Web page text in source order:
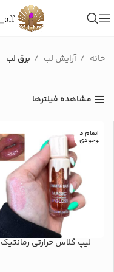
خانه آرایش لب برق لب
مشاهده فیلترها
اتمام م
وجودی
لیپ گلاس حرارتی رمانتیک